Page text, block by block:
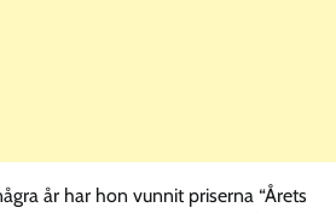
år har hon vunnit priserna “Årets